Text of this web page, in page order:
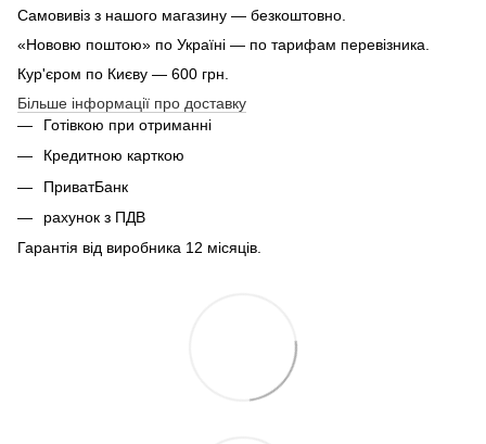
Самовивіз з нашого магазину — безкоштовно.
«Нововю поштою» по Україні — по тарифам перевізника.
Кур'єром по Києву — 600 грн.
Більше інформації про доставку
Готівкою при отриманні
Кредитною карткою
ПриватБанк
рахунок з ПДВ
Гарантія від виробника 12 місяців.